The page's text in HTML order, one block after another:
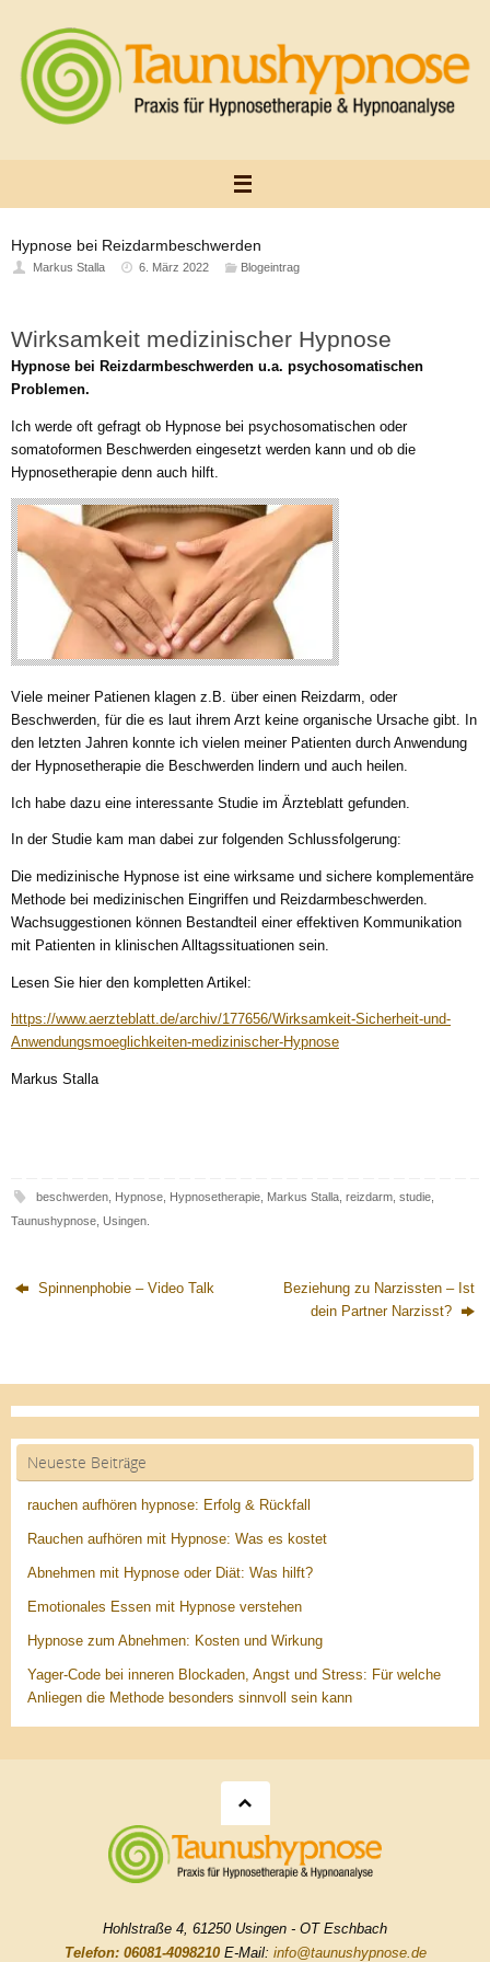
springen
Hypnose bei Reizdarmbeschwerden
Markus Stalla 6. März 2022 Blogeintrag
Wirksamkeit medizinischer Hypnose
Hypnose bei Reizdarmbeschwerden u.a. psychosomatischen
Problemen.
Ich werde oft gefragt ob Hypnose bei psychosomatischen oder
somatoformen Beschwerden eingesetzt werden kann und ob die
Hypnosetherapie denn auch hilft.
Viele meiner Patienen klagen z.B. über einen Reizdarm, oder
Beschwerden, für die es laut ihrem Arzt keine organische Ursache gibt. In
den letzten Jahren konnte ich vielen meiner Patienten durch Anwendung
der Hypnosetherapie die Beschwerden lindern und auch heilen.
Ich habe dazu eine interessante Studie im Ärzteblatt gefunden.
In der Studie kam man dabei zur folgenden Schlussfolgerung:
Die medizinische Hypnose ist eine wirksame und sichere komplementäre
Methode bei medizinischen Eingriffen und Reizdarmbeschwerden.
Wachsuggestionen können Bestandteil einer effektiven Kommunikation
mit Patienten in klinischen Alltagssituationen sein.
Lesen Sie hier den kompletten Artikel:
https://www.aerzteblatt.de/archiv/177656/Wirksamkeit-Sicherheit-und-
Anwendungsmoeglichkeiten-medizinischer-Hypnose
Markus Stalla
beschwerden, Hypnose, Hypnosetherapie, Markus Stalla, reizdarm, studie,
Taunushypnose Usingen
Spinnenphobie – Video Talk
Beziehung zu Narzissten – Ist
dein Partner Narzisst?
Neueste Beiträge
rauchen aufhören hypnose: Erfolg & Rückfall
Rauchen aufhören mit Hypnose: Was es kostet
Abnehmen mit Hypnose oder Diät: Was hilft?
Emotionales Essen mit Hypnose verstehen
Hypnose zum Abnehmen: Kosten und Wirkung
Yager-Code bei inneren Blockaden, Angst und Stress: Für welche
Anliegen die Methode besonders sinnvoll sein kann
Hohlstraße 4, 61250 Usingen - OT Eschbach
Telefon: 06081-4098210E-Mail: info@taunushypnose.de